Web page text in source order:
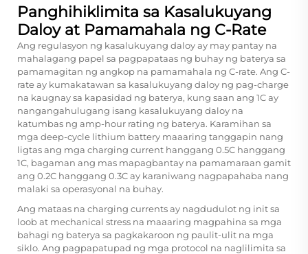
Panghihiklimita sa Kasalukuyang
Daloy at Pamamahala ng C-Rate
Ang regulasyon ng kasalukuyang daloy ay may pantay na
mahalagang papel sa pagpapataas ng buhay ng baterya sa
pamamagitan ng angkop na pamamahala ng C-rate. Ang C-
rate ay kumakatawan sa kasalukuyang daloy ng pag-charge
na kaugnay sa kapasidad ng baterya, kung saan ang 1C ay
nangangahulugang isang kasalukuyang daloy na
katumbas ng amp-hour rating ng baterya. Karamihan sa
mga deep-cycle lithium battery maaaring tanggapin nang
ligtas ang mga charging current hanggang 0.5C hanggang
1C, bagaman ang mas mapagbantay na pamamaraan gamit
ang 0.2C hanggang 0.3C ay karaniwang nagpapahaba nang
malaki sa operasyonal na buhay.
Ang mataas na charging currents ay nagdudulot ng init sa
loob at mechanical stress na maaaring magpahina sa mga
bahagi ng baterya sa pagkakaroon ng paulit-ulit na mga
siklo. Ang pagpapatupad ng mga protocol na naglilimita sa